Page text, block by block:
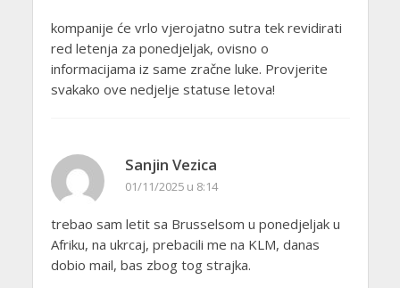
kompanije će vrlo vjerojatno sutra tek revidirati
red letenja za ponedjeljak, ovisno o
informacijama iz same zračne luke. Provjerite
svakako ove nedjelje statuse letova!
Sanjin Vezica
01/11/2025 u 8:14
trebao sam letit sa Brusselsom u ponedjeljak u
Afriku, na ukrcaj, prebacili me na KLM, danas
dobio mail, bas zbog tog strajka.